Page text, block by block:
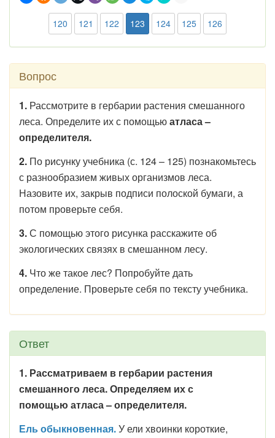
120 121 122 123 124 125 126
Вопрос
1. Рассмотрите в гербарии растения смешанного
леса. Определите их с помощьюатласа –
определителя.
2. По рисунку учебника (с. 124 – 125) познакомьтесь
с разнообразием живых организмов леса.
Назовите их, закрыв подписи полоской бумаги, а
потом проверьте себя.
3.С помощью этого рисунка расскажите об
экологических связях в смешанном лесу.
4. Что же такое лес? Попробуйте дать
определение. Проверьте себя по тексту учебника.
Ответ
1. Рассматриваем в гербарии растения
смешанного леса. Определяем их с
помощью атласа – определителя.
Ель обыкновенная.У ели хвоинки короткие,